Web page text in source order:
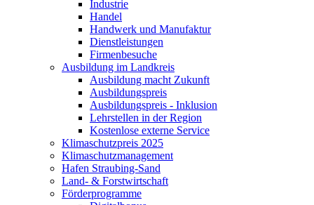
Industrie
Handel
Handwerk und Manufaktur
Dienstleistungen
Firmenbesuche
Ausbildung im Landkreis
Ausbildung macht Zukunft
Ausbildungspreis
Ausbildungspreis - Inklusion
Lehrstellen in der Region
Kostenlose externe Service
Klimaschutzpreis 2025
Klimaschutzmanagement
Hafen Straubing-Sand
Land- & Forstwirtschaft
Förderprogramme